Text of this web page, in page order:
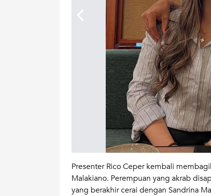
Presenter Rico Ceper kembali
Malakiano. Perempuan yang akrab
yang berakhir cerai dengan Sandrina